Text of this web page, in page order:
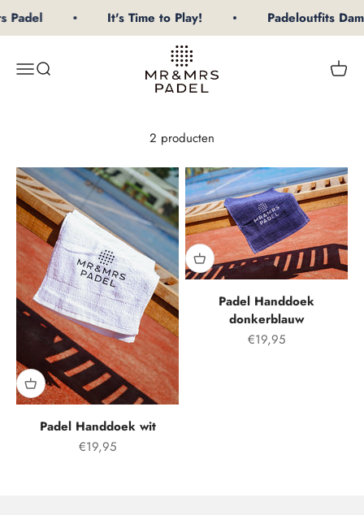
Naar inhoud
Padel It's Time to Play! Padeloutfits
MenuZoeken
mrpadel.com
2 producten
Padel Handdoek wit
Aanbiedingsprijs
€19,95
Padel Handdoek
donkerblauw
Aanbiedingsprijs
€19,95